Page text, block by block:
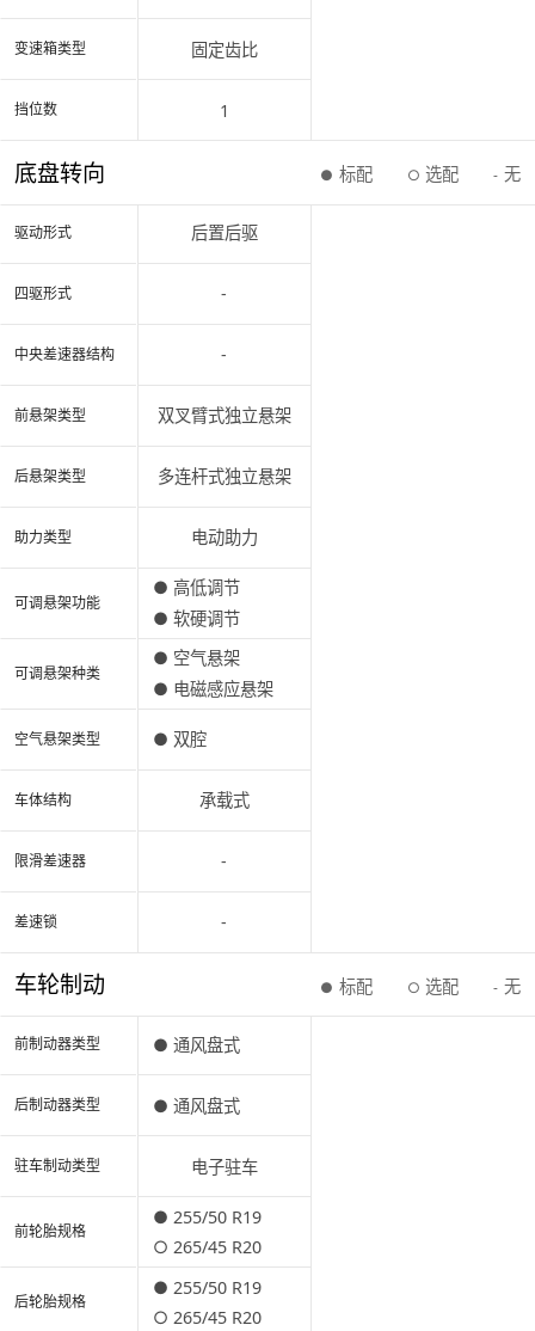
变速箱类型
挡位数
底盘转向 ● 标配 ○ 选配 - 无
驱动形式
四驱形式
中央差速器结构
前悬架类型
后悬架类型
助力类型
可调悬架功能
可调悬架种类
空气悬架类型
车体结构
限滑差速器
差速锁
车轮制动 ● 标配 ○ 选配 - 无
前制动器类型
后制动器类型
驻车制动类型
前轮胎规格
后轮胎规格
固定齿比
1
后置后驱
-
-
双叉臂式独立悬架
多连杆式独立悬架
电动助力
● 高低调节
● 软硬调节
● 空气悬架
● 电磁感应悬架
● 双腔
承载式
-
-
● 通风盘式
● 通风盘式
电子驻车
● 255/50 R19
○ 265/45 R20
● 255/50 R19
○ 265/45 R20